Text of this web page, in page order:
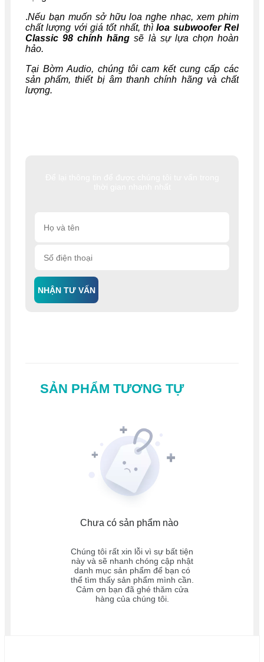
NHẬN TƯ VẤN
.Nếu bạn muốn sở hữu loa nghe nhạc, xem phim
chất lượng với giá tốt nhất, thì loa subwoofer Rel
Classic 98 chính hãng sẽ là sự lựa chọn hoàn
hảo.
Tại Bờm Audio, chúng tôi cam kết cung cấp các
sản phẩm, thiết bị âm thanh chính hãng và chất
lượng.
SẢN PHẨM TƯƠNG TỰ
Chưa có sản phẩm nào
Chúng tôi rất xin lỗi vì sự bất tiện
này và sẽ nhanh chóng cập nhật
danh mục sản phẩm để bạn có
thể tìm thấy sản phẩm mình cần.
Cảm ơn bạn đã ghé thăm cửa
hàng của chúng tôi.